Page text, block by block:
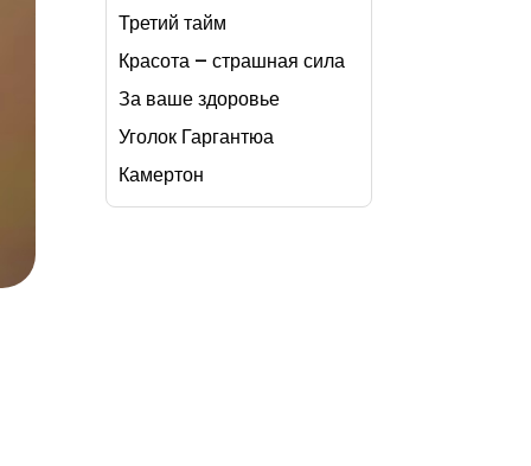
Третий тайм
Красота – страшная сила
За ваше здоровье
Уголок Гаргантюа
Камертон